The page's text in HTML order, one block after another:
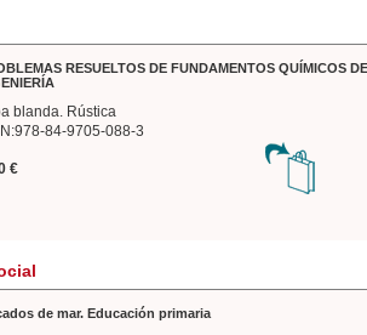
RESUELTOS DE FUNDAMENTOS QUÍMICOS
blanda. Rústica
84-9705-088-3
€
de mar. Educación primaria